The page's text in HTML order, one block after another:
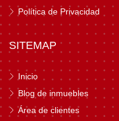
Política de Privacidad
SITEMAP
Inicio
Blog de inmuebles
Área de clientes